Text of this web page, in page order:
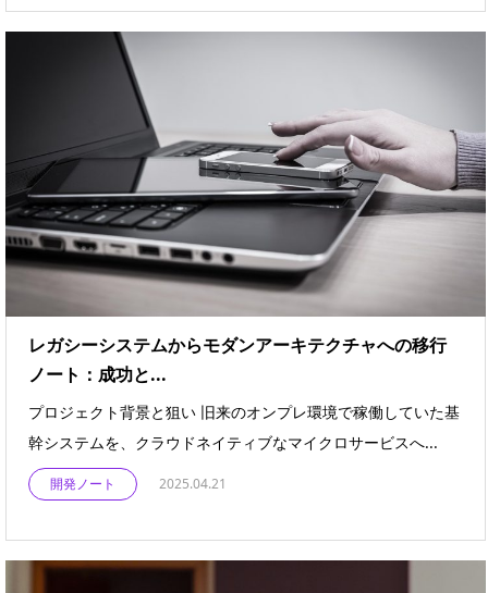
レガシーシステムからモダンアーキテクチャへの移行
ノート：成功と...
プロジェクト背景と狙い 旧来のオンプレ環境で稼働していた基
幹システムを、クラウドネイティブなマイクロサービスへ...
開発ノート 2025.04.21